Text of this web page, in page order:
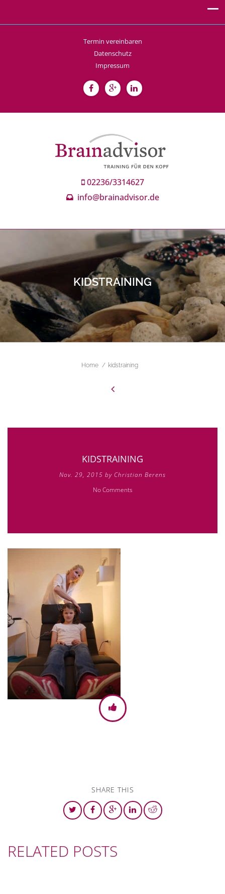
Termin vereinbaren
Datenschutz
Impressum
ALL FIELDS ARE REQUIRED.
Close Appointment form
02236/3314627
info@brainadvisor.de
KIDSTRAINING
Home kidstraining
KIDSTRAINING
Nov. 29, 2015 by Christian Berens
No Comments
SHARE THIS
RELATED POSTS